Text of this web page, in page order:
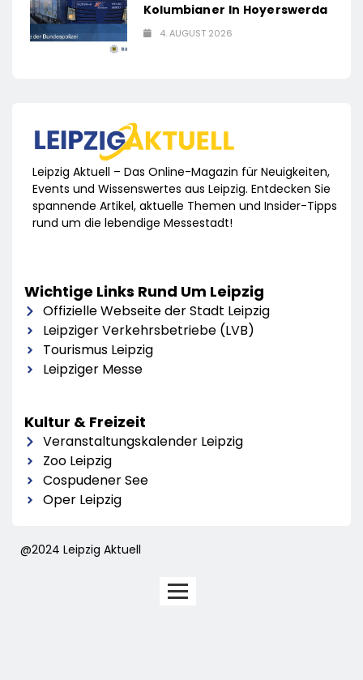
Kolumbianer In Hoyerswerda
4. AUGUST 2026
Leipzig Aktuell – Das Online-Magazin für Neuigkeiten,
Events und Wissenswertes aus Leipzig. Entdecken Sie
spannende Artikel, aktuelle Themen und Insider-Tipps
rund um die lebendige Messestadt!
Wichtige Links Rund Um Leipzig
Offizielle Webseite der Stadt Leipzig
Leipziger Verkehrsbetriebe (LVB)
Tourismus Leipzig
Leipziger Messe
Kultur & Freizeit
Veranstaltungskalender Leipzig
Zoo Leipzig
Cospudener See
Oper Leipzig
@2024 Leipzig Aktuell